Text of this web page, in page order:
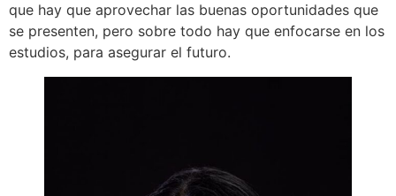
que hay que aprovechar las buenas oportunidades que
se presenten, pero sobre todo hay que enfocarse en los
estudios, para asegurar el futuro.